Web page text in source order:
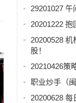
29201027
20201222 抱
20200528
股！
20210426策
职业炒手（
20200628